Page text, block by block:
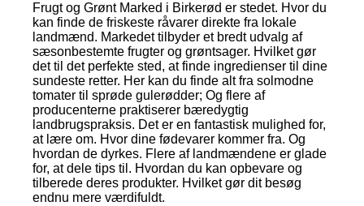
Frugt og Grønt Marked i Birkerød er stedet. Hvor du
kan finde de friskeste råvarer direkte fra lokale
landmænd. Markedet tilbyder et bredt udvalg af
sæsonbestemte frugter og grøntsager. Hvilket gør
det til det perfekte sted, at finde ingredienser til dine
sundeste retter. Her kan du finde alt fra solmodne
tomater til sprøde gulerødder; Og flere af
producenterne praktiserer bæredygtig
landbrugspraksis. Det er en fantastisk mulighed for,
at lære om. Hvor dine fødevarer kommer fra. Og
hvordan de dyrkes. Flere af landmændene er glade
for, at dele tips til. Hvordan du kan opbevare og
tilberede deres produkter. Hvilket gør dit besøg
endnu mere værdifuldt.